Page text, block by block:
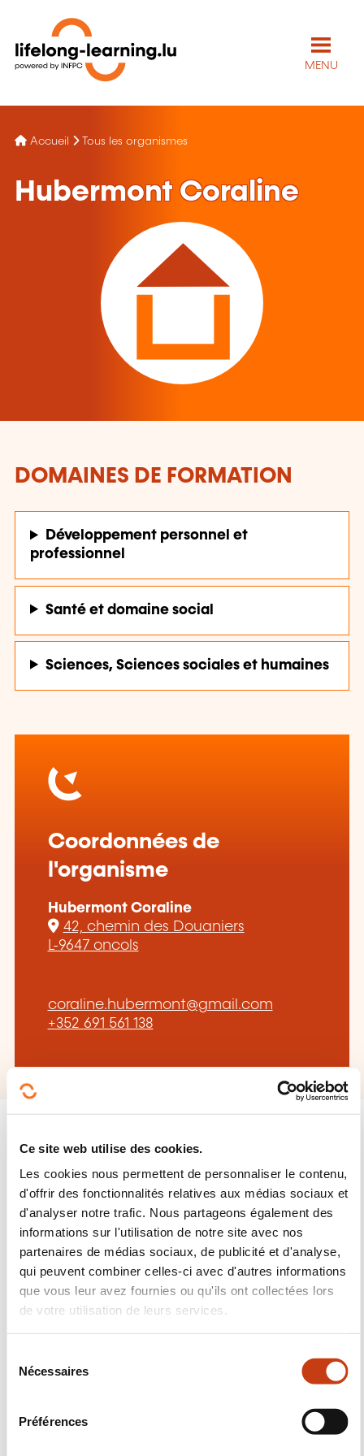
Ce site web utilise des cookies.
Les cookies nous permettent de personnaliser le contenu,
d'offrir des fonctionnalités relatives aux médias sociaux et
d'analyser notre trafic. Nous partageons également des
informations sur l'utilisation de notre site avec nos
partenaires de médias sociaux, de publicité et d'analyse,
qui peuvent combiner celles-ci avec d'autres informations
que vous leur avez fournies ou qu'ils ont collectées lors
de votre utilisation de leurs services.
Nécessaires
Préférences
MENU
Accueil Tous les organismes
Hubermont Coraline
DOMAINES DE FORMATION
Développement personnel et
professionnel
Santé et domaine social
Sciences, Sciences sociales et humaines
Coordonnées de
l'organisme
Hubermont Coraline
42, chemin des Douaniers
L-9647 oncols
coraline.hubermont@gmail.com
+352 691 561 138
Suivez-nous!
Facebook
TwitterLinkedInYouTube
Nous contacter